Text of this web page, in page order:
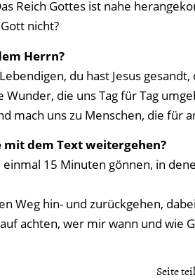
Reich Gottes ist nahe
nicht?
Herrn?
du hast Jesus
Wunder, die uns Tag für Tag
mach uns zu Menschen, die für
mit dem Text weitergehen?
15 Minuten gönnen, in
Weg hin- und zurückgehen,
achten, wer mir wann und wie
Seite